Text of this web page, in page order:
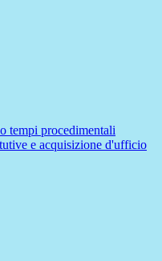
tempi procedimentali
e acquisizione d'ufficio